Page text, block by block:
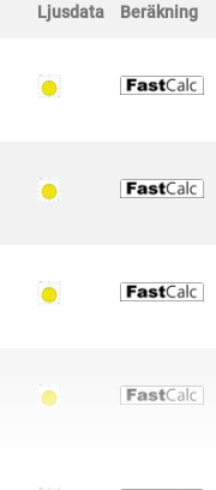
Ljusdata Beräkning